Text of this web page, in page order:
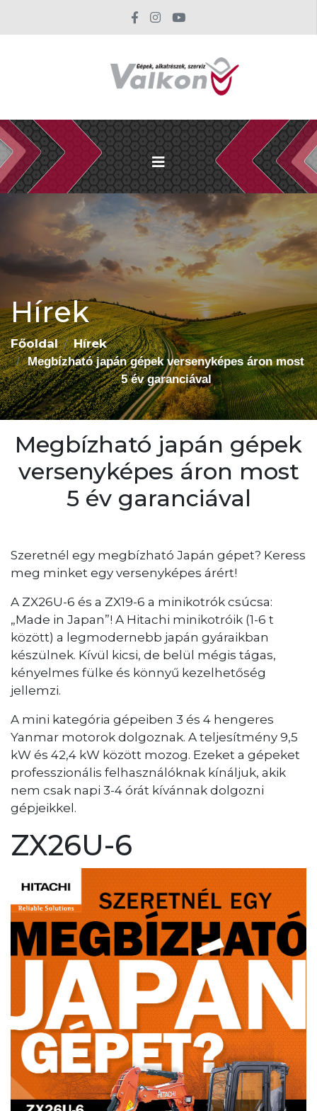
Hírek
Főoldal Hírek
Megbízható japán gépek versenyképes áron most
5 év garanciával
Megbízható japán gépek
versenyképes áron most
5 év garanciával
Szeretnél egy megbízható Japán gépet? Keress
meg minket egy versenyképes árért!
A ZX26U-6 és a ZX19-6 a minikotrók csúcsa:
„Made in Japan”! A Hitachi minikotróik (1-6 t
között) a legmodernebb japán gyáraikban
készülnek. Kívül kicsi, de belül mégis tágas,
kényelmes fülke és könnyű kezelhetőség
jellemzi.
A mini kategória gépeiben 3 és 4 hengeres
Yanmar motorok dolgoznak. A teljesítmény 9,5
kW és 42,4 kW között mozog. Ezeket a gépeket
professzionális felhasználóknak kínáljuk, akik
nem csak napi 3-4 órát kívánnak dolgozni
gépjeikkel.
ZX26U-6